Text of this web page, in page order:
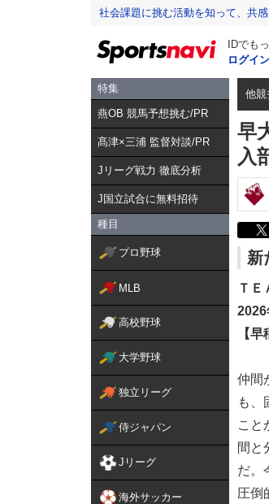
社会課題に挑む活動を知って、共
IDでも
ログイン
特集
燕OB 競馬予想挑む/PR
髙津×三浦 監督対談/PR
Jリーグ戦力 徹底分析
J国立試合に無料招待
種目
プロ野球
MLB
高校野球
大学野球
独立リーグ
侍ジャパン
Jリーグ
海外サッカー
他
早
入
新
Ｔ
2026
【
仲間
も、
こと
間と
だ。
圧倒